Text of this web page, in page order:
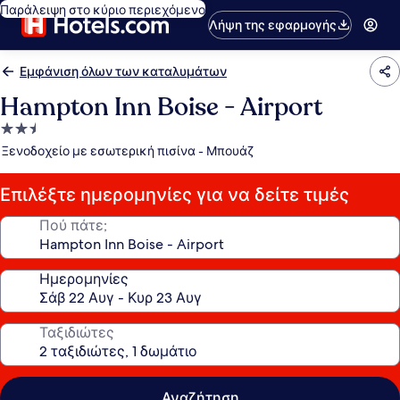
Παράλειψη στο κύριο περιεχόμενο
Λήψη της εφαρμογής
Εμφάνιση όλων των καταλυμάτων
Hampton Inn Boise - Airport
Κατάλυμα
με
αστέρια
Ξενοδοχείο με εσωτερική πισίνα - Μπουάζ
Επιλέξτε ημερομηνίες για να δείτε τιμές
Πού πάτε;
Ημερομηνίες
Ταξιδιώτες